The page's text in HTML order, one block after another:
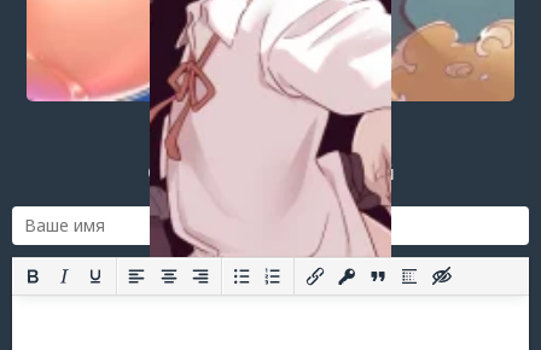
Post a comment
orregister to post a comment.
Добавить комментарий
Оставить комментарий